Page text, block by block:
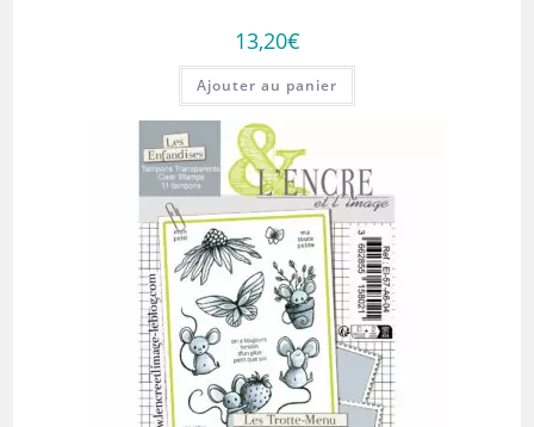
13,20€
Ajouter au panier